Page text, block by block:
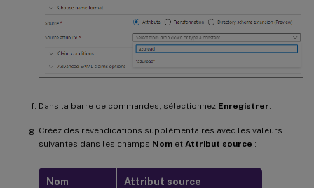
Dans la barre de commandes, sélectionnez Enregistrer.
Créez des revendications supplémentaires avec les valeurs
suivantes dans les champs Nom et Attribut source :
Nom Attribut source